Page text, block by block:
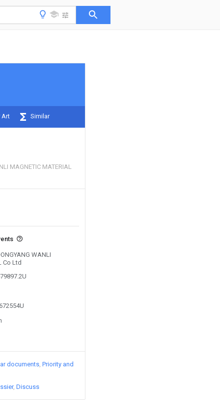
Art Similar
MAGNETIC MATERIAL
WANLI
Co Ltd
documents Priority and
Discuss